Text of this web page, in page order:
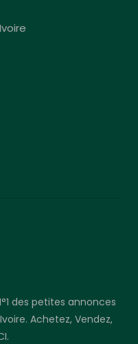
des petites annonces
Achetez, Vendez,